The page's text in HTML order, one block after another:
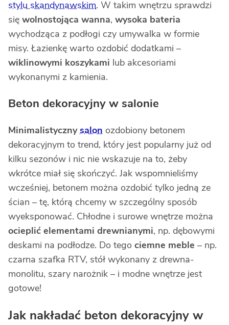
stylu skandynawskim. W takim wnętrzu sprawdzi
się wolnostojąca wanna, wysoka bateria
wychodząca z podłogi czy umywalka w formie
misy. Łazienkę warto ozdobić dodatkami –
wiklinowymi koszykami lub akcesoriami
wykonanymi z kamienia.
Beton dekoracyjny w salonie
Minimalistycznysalon ozdobiony betonem
dekoracyjnym to trend, który jest popularny już od
kilku sezonów i nic nie wskazuje na to, żeby
wkrótce miał się skończyć. Jak wspomnieliśmy
wcześniej, betonem można ozdobić tylko jedną ze
ścian – tę, którą chcemy w szczególny sposób
wyeksponować. Chłodne i surowe wnętrze można
ocieplić elementami drewnianymi, np. dębowymi
deskami na podłodze. Do tego ciemne meble – np.
czarna szafka RTV, stół wykonany z drewna-
monolitu, szary narożnik – i modne wnętrze jest
gotowe!
Jak nakładać beton dekoracyjny w